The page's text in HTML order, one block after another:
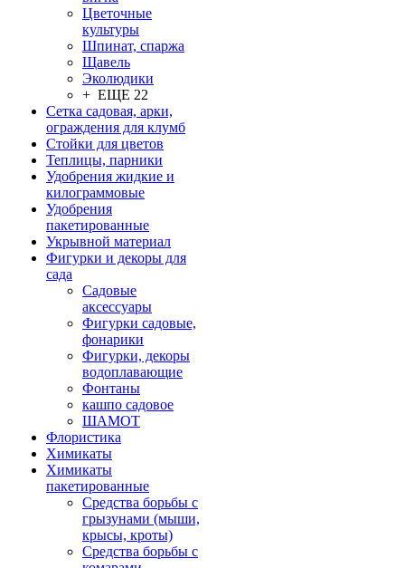
Цветочные
культуры
Шпинат, спаржа
Щавель
Эколюдики
+ ЕЩЕ 22
Сетка садовая, арки,
ограждения для клумб
Стойки для цветов
Теплицы, парники
Удобрения жидкие и
килограммовые
Удобрения
пакетированные
Укрывной материал
Фигурки и декоры для
сада
Садовые
аксессуары
Фигурки садовые,
фонарики
Фигурки, декоры
водоплавающие
Фонтаны
кашпо садовое
ШАМОТ
Флористика
Химикаты
Химикаты
пакетированные
Средства борьбы с
грызунами (мыши,
крысы, кроты)
Средства борьбы с